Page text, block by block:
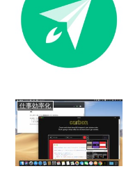
仕事効率化